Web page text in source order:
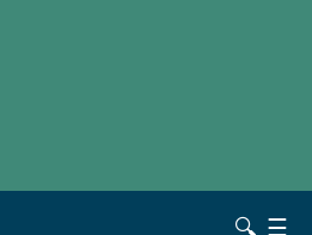
🔍 ☰